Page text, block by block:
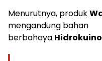
Menurutnya, produk
mengandung bahan
berbahaya